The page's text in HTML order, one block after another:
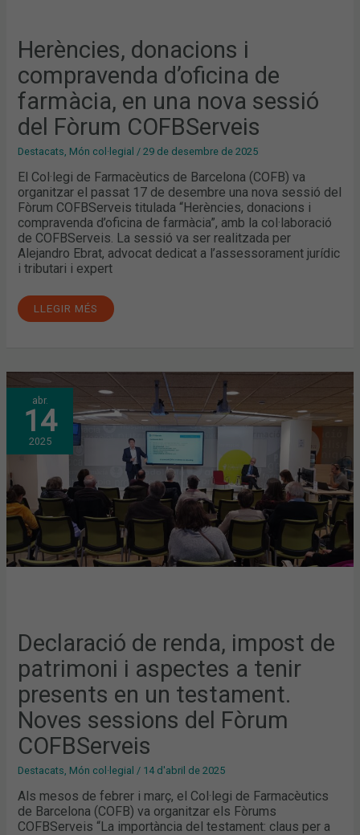
Herències, donacions i
compravenda d’oficina de
farmàcia, en una nova sessió
del Fòrum COFBServeis
Destacats, Món col·legial /29 de desembre de 2025
El Col·legi de Farmacèutics de Barcelona (COFB) va
organitzar el passat 17 de desembre una nova sessió del
Fòrum COFBServeis titulada “Herències, donacions i
compravenda d’oficina de farmàcia”, amb la col·laboració
de COFBServeis. La sessió va ser realitzada per
Alejandro Ebrat, advocat dedicat a l’assessorament jurídic
i tributari i expert
LLEGIR MÉS
abr.
14
2025
Declaració de renda, impost de
patrimoni i aspectes a tenir
presents en un testament.
Noves sessions del Fòrum
COFBServeis
Destacats Món col·legial / 14 d'abril de 2025
Als mesos de febrer i març, el Col·legi de Farmacèutics
de Barcelona (COFB) va organitzar els Fòrums
COFBServeis “La importància del testament: claus per a
DECLARACIÓ
DE
RENDA,
IMPOST
DE
PATRIMONI
I
TENIR
PRESENTS
EN
UN
TESTAMENT.
NOVES
SESSIONS
DEL
FÒRUM